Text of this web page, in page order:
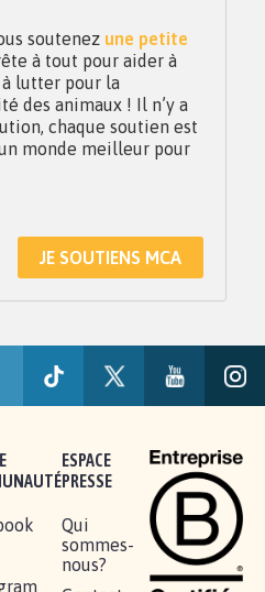
soutenez une petite
à tout pour aider à
lutter pour la
des animaux ! Il n’y a
chaque soutien est
monde meilleur pour
JE SOUTIENS MCA
ESPACE
PRESSE
Qui
sommes-
nous?